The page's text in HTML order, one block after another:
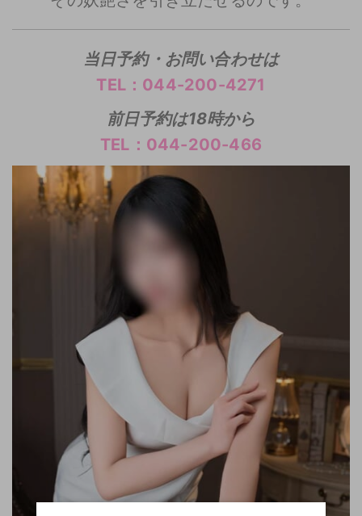
当日予約・お問い合わせは
TEL：044-200-4271
前日予約は18時から
TEL：044-200-466